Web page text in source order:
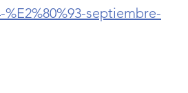
septiembre-